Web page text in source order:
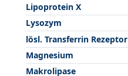
Lipoprotein X
Lysozym
lösl. Transferrin Rezeptor
Magnesium
Makrolipase